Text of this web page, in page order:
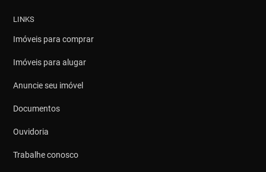
LINKS
Imóveis para comprar
Imóveis para alugar
Anuncie seu imóvel
Documentos
Ouvidoria
Trabalhe conosco